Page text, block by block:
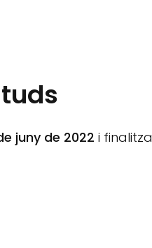
juny de 2022 i finalitza